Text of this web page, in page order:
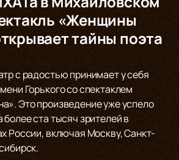
«Женщины
тайны поэта
с радостью принимает у себя
Горького со спектаклем
Это произведение уже успело
ста тысяч зрителей в
России, включая Москву, Санкт-